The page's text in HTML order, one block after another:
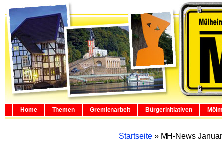
Home Themen Gremienarbeit Bürgerinitiativen
Startseite » MH-News